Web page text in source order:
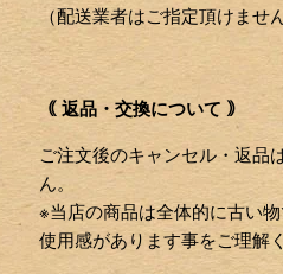
（配送業者はご指定頂けません
｟ 返品・交換について ｠
ご注文後のキャンセル・返品
ん。
※当店の商品は全体的に古い
使用感があります事をご理解